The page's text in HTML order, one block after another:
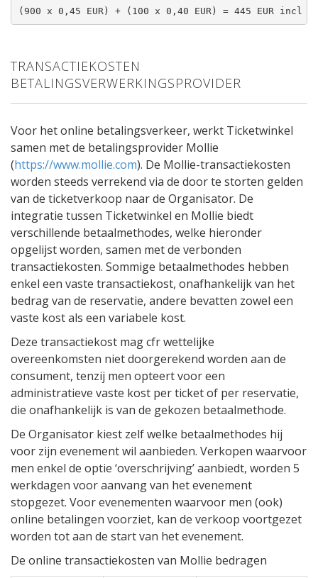
(900 x 0,45 EUR) + (100 x 0,40 EUR) = 445 EUR incl
TRANSACTIEKOSTEN
BETALINGSVERWERKINGSPROVIDER
Voor het online betalingsverkeer, werkt Ticketwinkel
samen met de betalingsprovider Mollie
(https://www.mollie.com). De Mollie-transactiekosten
worden steeds verrekend via de door te storten gelden
van de ticketverkoop naar de Organisator. De
integratie tussen Ticketwinkel en Mollie biedt
verschillende betaalmethodes, welke hieronder
opgelijst worden, samen met de verbonden
transactiekosten. Sommige betaalmethodes hebben
enkel een vaste transactiekost, onafhankelijk van het
bedrag van de reservatie, andere bevatten zowel een
vaste kost als een variabele kost.
Deze transactiekost mag cfr wettelijke
overeenkomsten niet doorgerekend worden aan de
consument, tenzij men opteert voor een
administratieve vaste kost per ticket of per reservatie,
die onafhankelijk is van de gekozen betaalmethode.
De Organisator kiest zelf welke betaalmethodes hij
voor zijn evenement wil aanbieden. Verkopen waarvoor
men enkel de optie ‘overschrijving’ aanbiedt, worden 5
werkdagen voor aanvang van het evenement
stopgezet. Voor evenementen waarvoor men (ook)
online betalingen voorziet, kan de verkoop voortgezet
worden tot aan de start van het evenement.
De online transactiekosten van Mollie bedragen